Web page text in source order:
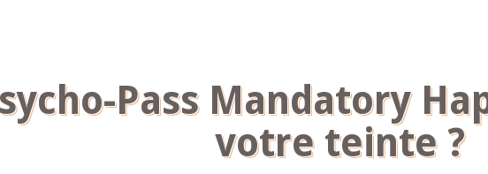
Pass Mandatory
votre teinte ?